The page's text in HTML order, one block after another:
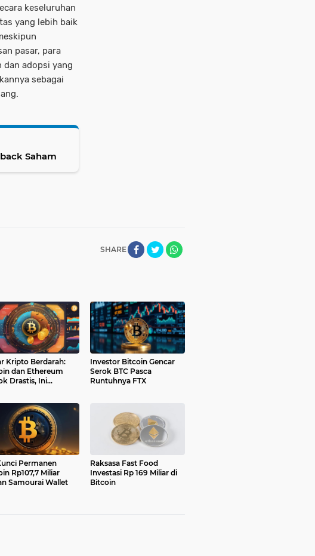
keseluruhan
yang lebih baik
pasar, para
adopsi yang
sebagai
Saham
SHARE
Kripto Berdarah:
dan Ethereum
Drastis, Ini
Investor Bitcoin Gencar
Serok BTC Pasca
Runtuhnya FTX
Permanen
Rp107,7 Miliar
Samourai Wallet
Raksasa Fast Food
Investasi Rp 169 Miliar di
Bitcoin